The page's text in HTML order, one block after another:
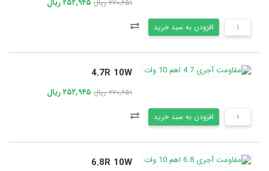
۲۷۰,۶۵۱ ریال ۲۵۲,۹۴۵ ریال
افزودن به سبد خرید
4.7R 10W
۲۷۰,۶۵۱ ریال ۲۵۲,۹۴۵ ریال
افزودن به سبد خرید
6.8R 10W